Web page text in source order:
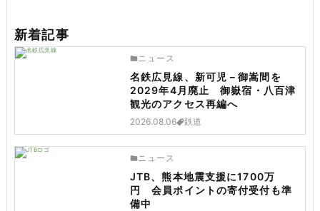
新着記事
ニュース
名鉄広見線、新可児－御嵩間を
2029年4月廃止 御嶽宿・八百津
観光のアクセス再編へ
2026.08.06 鉄道
ニュース
JTB、熊本地震支援に1700万
円 会員ポイントの寄付受付も準
備中